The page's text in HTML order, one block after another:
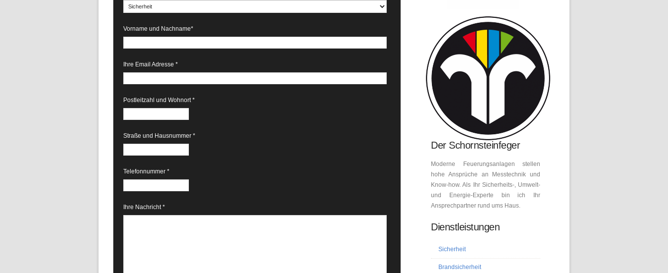
Vorname und Nachname*
Ihre Email Adresse *
Postleitzahl und Wohnort *
Straße und Hausnummer *
Telefonnummer *
Ihre Nachricht *
Der Schornsteinfeger
Moderne Feuerungsanlagen stellen
hohe Ansprüche an Messtechnik und
Know-how. Als Ihr Sicherheits-, Umwelt-
und Energie-Experte bin ich Ihr
Ansprechpartner rund ums Haus.
Dienstleistungen
Sicherheit
Brandsicherheit